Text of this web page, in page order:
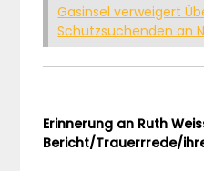
Gasinsel verweigert
Schutzsuchenden an
Erinnerung an Ruth
Bericht/Trauerrrede/